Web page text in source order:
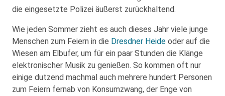
die eingesetzte Polizei äußerst zurückhaltend.
Wie jeden Sommer zieht es auch dieses Jahr viele junge
Menschen zum Feiern in die Dresdner Heide oder auf die
Wiesen am Elbufer, um für ein paar Stunden die Klänge
elektronischer Musik zu genießen. So kommen oft nur
einige dutzend machmal auch mehrere hundert Personen
zum Feiern fernab von Konsumzwang, der Enge von